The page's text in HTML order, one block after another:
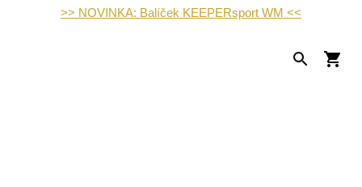
>> NOVINKA: Balíček KEEPERsport WM <<